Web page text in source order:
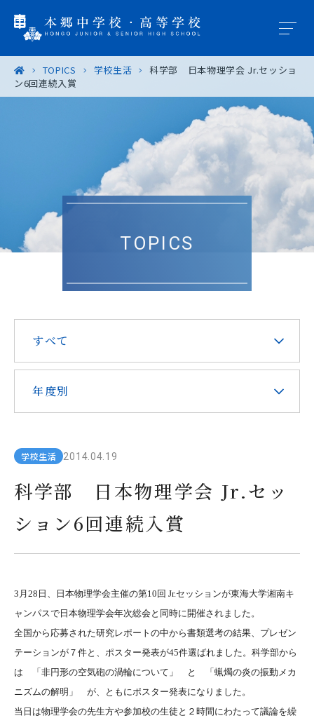
学園概要
入試案内
進路・進学
卒業生の皆様へ
在校生・保護者の皆様へ
お問い合わせ
教職員採用 求人情報配信登録
リンク
このサイトについて
TOPICS 学校生活
科学部 日本物理学会 Jr.セッショ
ン6回連続入賞
TOPICS
すべて
年度別
学校生活 2014.04.19
科学部 日本物理学会 Jr.セッ
ション6回連続入賞
3月28日、日本物理学会主催の第10回 Jr.セッションが東海大学湘南キ
ャンパスで日本物理学会年次総会と同時に開催されました。
全国から応募された研究レポートの中から書類選考の結果、プレゼン
テーションが７件と、ポスター発表が45件選ばれました。科学部から
は 「非円形の空気砲の渦輪について」 と 「蝋燭の炎の振動メカ
ニズムの解明」 が、ともにポスター発表になりました。
当日は物理学会の先生方や参加校の生徒と２時間にわたって議論を繰